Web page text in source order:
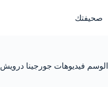
المحتوى
صحيفتك
الوسم فيديوهات جورجينا درويش